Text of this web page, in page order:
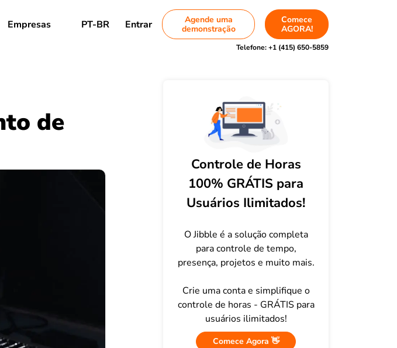
Empresas PT-BR Entrar
Agende uma
demonstração
Comece
AGORA!
Telefone:+1 (415) 650-5859
de
Controle de Horas
100% GRÁTIS para
Usuários Ilimitados!
O Jibble é a solução completa
para controle de tempo,
presença, projetos e muito mais.
Crie uma conta e simplifique o
controle de horas - GRÁTIS para
usuários ilimitados!
Comece Agora 👋